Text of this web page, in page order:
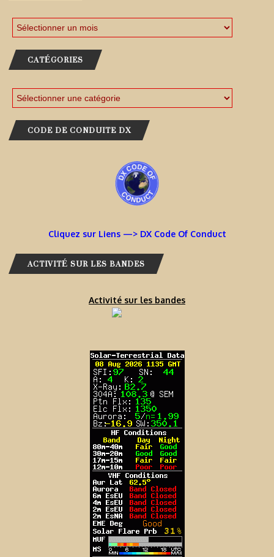
CATÉGORIES
CODE DE CONDUITE DX
Cliquez sur Liens —> DX Code Of Conduct
ACTIVITÉ SUR LES BANDES
Activité sur les bandes